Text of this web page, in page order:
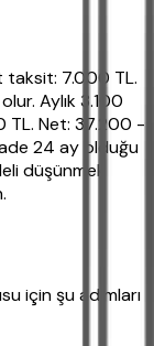
taksit: 7.000 TL.
Aylık 3.100
TL. Net: 37.200 -
24 ay olduğu
düşünmek
için şu adımları